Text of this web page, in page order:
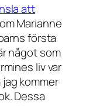
att
Marianne
första
något som
liv var
kommer
Dessa